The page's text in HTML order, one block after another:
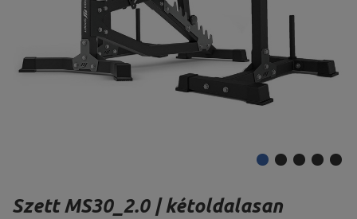
Szett MS30_2.0 | kétoldalasan